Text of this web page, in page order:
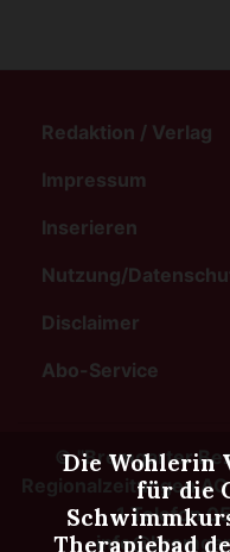
Die Wohlerin
für die
Therapiebad
Redaktion / Verlag
Impressum
Inserieren
Nutzung/
Disclaimer
Abo-Service
©"Bremgarter
Regionalzeitungen
1 Telefon